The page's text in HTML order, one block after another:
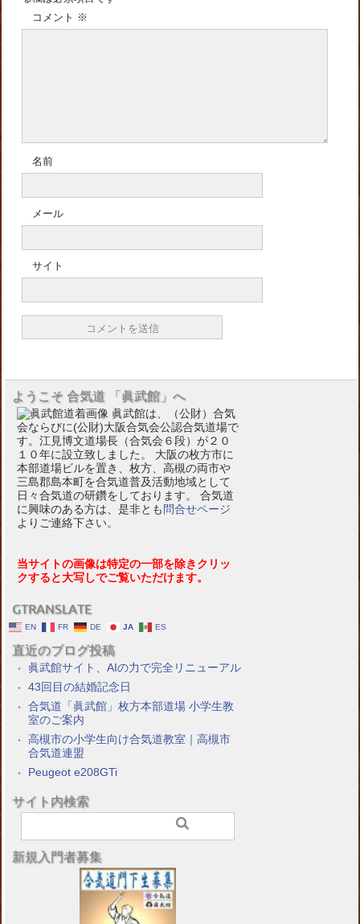
コメント ※
名前
メール
サイト
ようこそ 合気道 「眞武館」へ
眞武館は、（公財）合気
会ならびに(公財)大阪合気会公認合気道場で
す。江見博文道場長（合気会６段）が２０
１０年に設立致しました。 大阪の枚方市に
本部道場ビルを置き、枚方、高槻の両市や
三島郡島本町を合気道普及活動地域として
日々合気道の研鑽をしております。 合気道
に興味のある方は、是非とも 問合せページ
よりご連絡下さい。
当サイトの画像は特定の一部を除きクリッ
クすると大写しでご覧いただけます。
GTRANSLATE
EN FR DE JA ES
直近のブログ投稿
眞武館サイト、AIの力で完全リニューアル
43回目の結婚記念日
合気道「眞武館」枚方本部道場 小学生教
室のご案内
高槻市の小学生向け合気道教室｜高槻市
合気道連盟
Peugeot e208GTi
サイト内検索
新規入門者募集